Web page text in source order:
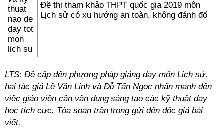
Đề thi tham khảo THPT quốc gia 2019 môn
Lịch sử có xu hướng an toàn, không đánh đố
LTS: Đề cập đến phương pháp giảng dạy môn Lịch sử,
hai tác giả Lê Văn Linh và Đỗ Tấn Ngọc nhấn mạnh đến
việc giáo viên cần vận dụng sáng tạo các kỹ thuật dạy
học tích cực. Tòa soạn trân trọng gửi đến độc giả bài
viết.